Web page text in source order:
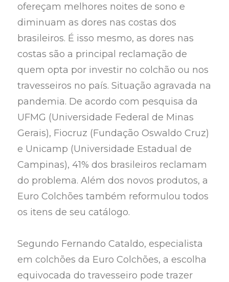
ofereçam melhores noites de sono e
diminuam as dores nas costas dos
brasileiros. É isso mesmo, as dores nas
costas são a principal reclamação de
quem opta por investir no colchão ou nos
travesseiros no país. Situação agravada na
pandemia. De acordo com pesquisa da
UFMG (Universidade Federal de Minas
Gerais), Fiocruz (Fundação Oswaldo Cruz)
e Unicamp (Universidade Estadual de
Campinas), 41% dos brasileiros reclamam
do problema. Além dos novos produtos, a
Euro Colchões também reformulou todos
os itens de seu catálogo.
Segundo Fernando Cataldo, especialista
em colchões da Euro Colchões, a escolha
equivocada do travesseiro pode trazer